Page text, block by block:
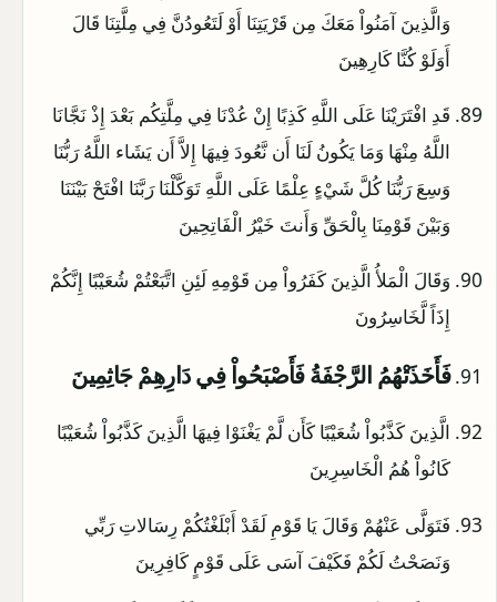
وَالَّذِينَ آمَنُواْ مَعَكَ مِن قَرْيَتِنَا أَوْ لَتَعُودُنَّ فِي مِلَّتِنَا قَالَ
أَوَلَوْ كُنَّا كَارِهِينَ
قَدِ افْتَرَيْنَا عَلَى اللَّهِ كَذِبًا إِنْ عُدْنَا فِي مِلَّتِكُم بَعْدَ إِذْ نَجَّانَا
اللَّهُ مِنْهَا وَمَا يَكُونُ لَنَا أَن نَّعُودَ فِيهَا إِلاَّ أَن يَشَاء اللَّهُ رَبُّنَا
وَسِعَ رَبُّنَا كُلَّ شَيْءٍ عِلْمًا عَلَى اللَّهِ تَوَكَّلْنَا رَبَّنَا افْتَحْ بَيْنَنَا
وَبَيْنَ قَوْمِنَا بِالْحَقِّ وَأَنتَ خَيْرُ الْفَاتِحِينَ
وَقَالَ الْمَلأُ الَّذِينَ كَفَرُواْ مِن قَوْمِهِ لَئِنِ اتَّبَعْتُمْ شُعَيْبًا إِنَّكُمْ
إِذَاً لَّخَاسِرُونَ
فَأَخَذَتْهُمُ الرَّجْفَةُ فَأَصْبَحُواْ فِي دَارِهِمْ جَاثِمِينَ
الَّذِينَ كَذَّبُواْ شُعَيْبًا كَأَن لَّمْ يَغْنَوْا فِيهَا الَّذِينَ كَذَّبُواْ شُعَيْبًا
كَانُواْ هُمُ الْخَاسِرِينَ
فَتَوَلَّى عَنْهُمْ وَقَالَ يَا قَوْمِ لَقَدْ أَبْلَغْتُكُمْ رِسَالاتِ رَبِّي
وَنَصَحْتُ لَكُمْ فَكَيْفَ آسَى عَلَى قَوْمٍ كَافِرِينَ